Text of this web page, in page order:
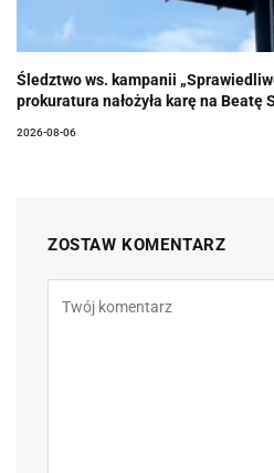
Śledztwo ws. kampanii
prokuratura nałożyła karę na Beatę
2026-08-06
ZOSTAW KOMENTARZ